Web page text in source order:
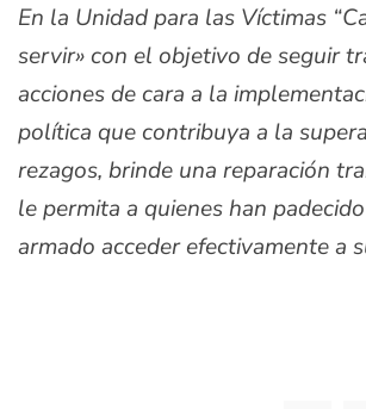
En la Unidad para las Víctimas
servir» con el objetivo de seguir
acciones de cara a la
política que contribuya a la
rezagos, brinde una reparación
le permita a quienes han
armado acceder efectivamente a